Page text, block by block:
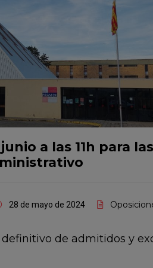
a las 11h para
28 de mayo de 2024
de admitidos y